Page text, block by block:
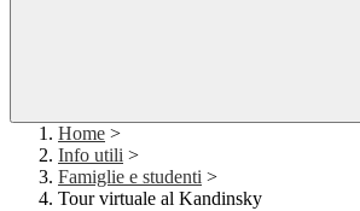
Home >
Info utili >
Famiglie e studenti >
Tour virtuale al Kandinsky